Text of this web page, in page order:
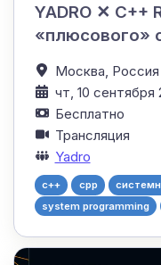
YADRO ✕ C++
«плюсового»
Москва, Россия
чт, 10 сентября
Бесплатно
Трансляция
Yadro
c++ cpp
system programming